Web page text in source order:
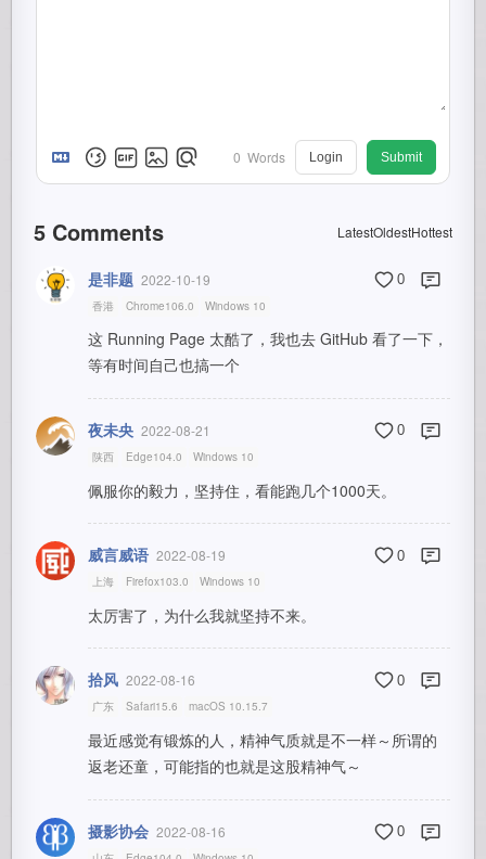
0 Words Login Submit
5 Comments LatestOldestHottest
是非题 2022-10-19 0
香港 Chrome106.0 Windows 10
这 Running Page 太酷了，我也去 GitHub 看了一下，
等有时间自己也搞一个
夜未央 2022-08-21 0
陕西 Edge104.0 Windows 10
佩服你的毅力，坚持住，看能跑几个1000天。
威言威语 2022-08-19 0
上海 Firefox103.0 Windows 10
太厉害了，为什么我就坚持不来。
拾风 2022-08-16 0
广东 Safari15.6 macOS 10.15.7
最近感觉有锻炼的人，精神气质就是不一样～所谓的
返老还童，可能指的也就是这股精神气～
摄影协会 2022-08-16 0